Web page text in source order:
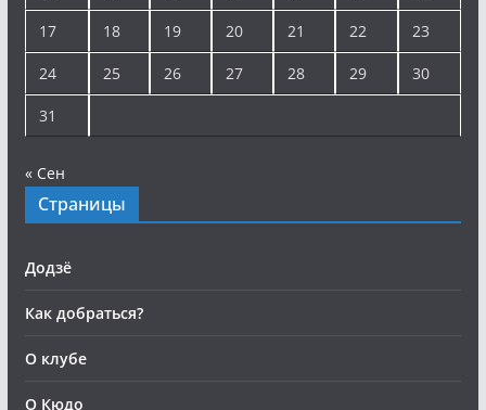
17 18 19 20 21 22 23
24 25 26 27 28 29 30
31
« Сен
Страницы
Додзё
Как добраться?
О клубе
О Кюдо